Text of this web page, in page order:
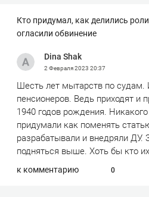
Кто придумал, как делились
огласили обвинение
Dina Shak
2 Февраля 2023 20:37
Шесть лет мытарств по
пенсионеров. Ведь приходят и
1940 годов рождения.
придумали как поменять
разрабатывали и внедряли ДУ.
подняться выше. Хоть бы кто
к комментарию 0